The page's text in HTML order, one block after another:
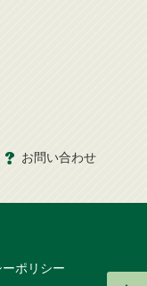
お問い合わせ
ポリシー